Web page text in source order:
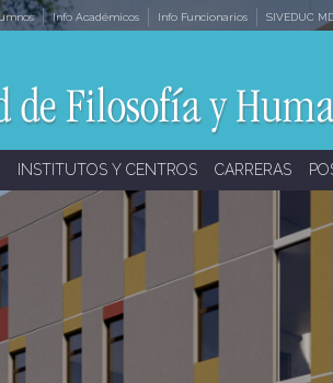
Info Académicos Info Funcionarios SIVEDUC
INSTITUTOS Y CENTROS CARRERAS